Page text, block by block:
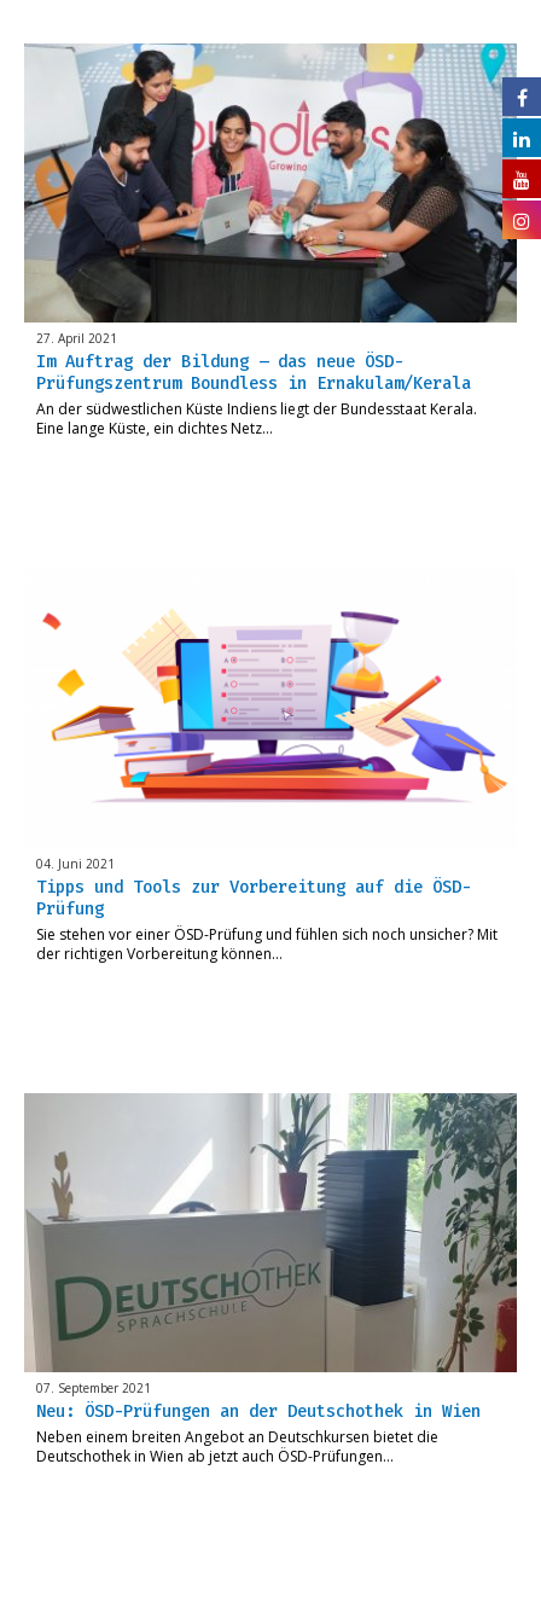
27. April 2021
Im Auftrag der Bildung – das neue ÖSD-
Prüfungszentrum Boundless in Ernakulam/Kerala
An der südwestlichen Küste Indiens liegt der Bundesstaat Kerala.
Eine lange Küste, ein dichtes Netz…
04. Juni 2021
Tipps und Tools zur Vorbereitung auf die ÖSD-
Prüfung
Sie stehen vor einer ÖSD-Prüfung und fühlen sich noch unsicher? Mit
der richtigen Vorbereitung können…
07. September 2021
Neu: ÖSD-Prüfungen an der Deutschothek in Wien
Neben einem breiten Angebot an Deutschkursen bietet die
Deutschothek in Wien ab jetzt auch ÖSD-Prüfungen…